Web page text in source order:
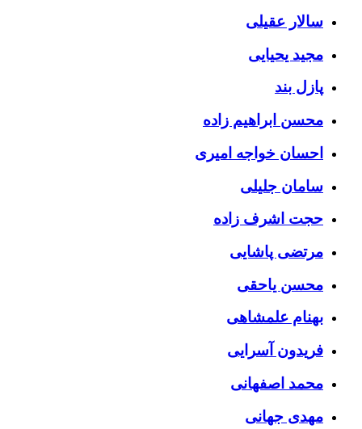
سالار عقیلی
مجید یحیایی
پازل بند
محسن ابراهیم زاده
احسان خواجه امیری
سامان جلیلی
حجت اشرف زاده
مرتضی پاشایی
محسن یاحقی
بهنام علمشاهی
فریدون آسرایی
محمد اصفهانی
مهدی جهانی